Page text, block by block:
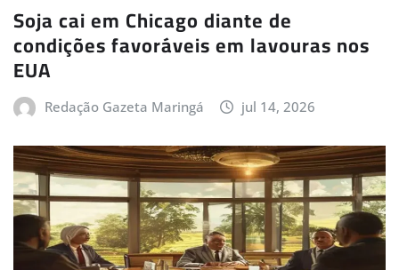
Soja cai em Chicago diante de
condições favoráveis em lavouras nos
EUA
Redação Gazeta Maringá jul 14, 2026